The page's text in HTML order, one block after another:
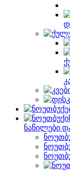
ნაწილები